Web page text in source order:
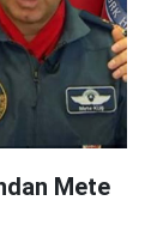
Mete